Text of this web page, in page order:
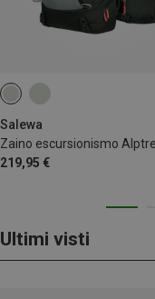
Salewa
Zaino escursionismo
219,95 €
42L
Ultimi visti